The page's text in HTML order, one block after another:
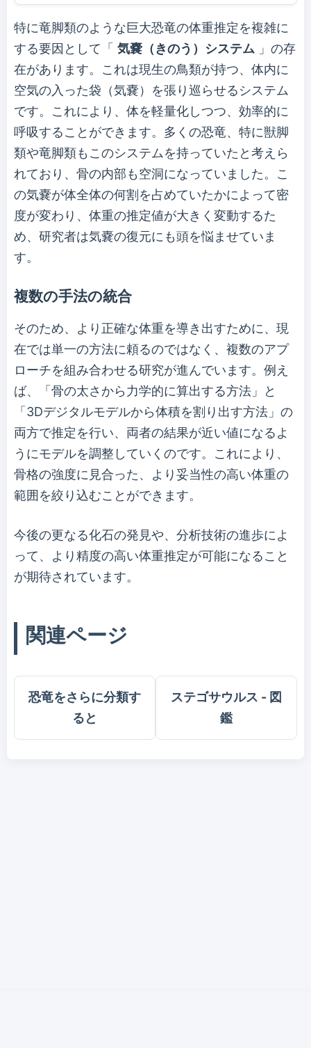
特に竜脚類のような巨大恐竜の体重推定を複雑に
する要因として「 気嚢（きのう）システム 」の存
在があります。これは現生の鳥類が持つ、体内に
空気の入った袋（気嚢）を張り巡らせるシステム
です。これにより、体を軽量化しつつ、効率的に
呼吸することができます。多くの恐竜、特に獣脚
類や竜脚類もこのシステムを持っていたと考えら
れており、骨の内部も空洞になっていました。こ
の気嚢が体全体の何割を占めていたかによって密
度が変わり、体重の推定値が大きく変動するた
め、研究者は気嚢の復元にも頭を悩ませていま
す。
複数の手法の統合
そのため、より正確な体重を導き出すために、現
在では単一の方法に頼るのではなく、複数のアプ
ローチを組み合わせる研究が進んでいます。例え
ば、「骨の太さから力学的に算出する方法」と
「3Dデジタルモデルから体積を割り出す方法」の
両方で推定を行い、両者の結果が近い値になるよ
うにモデルを調整していくのです。これにより、
骨格の強度に見合った、より妥当性の高い体重の
範囲を絞り込むことができます。
今後の更なる化石の発見や、分析技術の進歩によ
って、より精度の高い体重推定が可能になること
が期待されています。
関連ページ
恐竜をさらに分類す
ると
ステゴサウルス - 図
鑑